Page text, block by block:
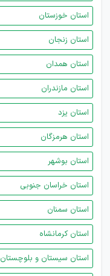
استان خوزستان
استان زنجان
استان همدان
استان مازندران
استان یزد
استان هرمزگان
استان بوشهر
استان خراسان جنوبی
استان سمنان
استان کرمانشاه
استان سیستان و بلوچستان